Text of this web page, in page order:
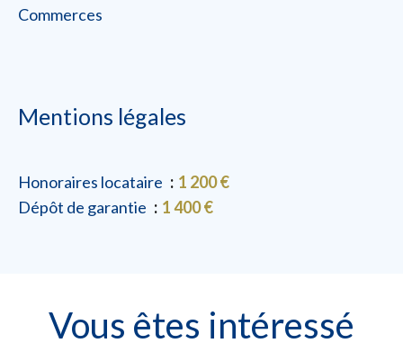
Commerces
Mentions légales
Honoraires locataire
1 200 €
Dépôt de garantie
1 400 €
Vous êtes intéressé